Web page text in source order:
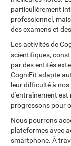
particulièrement
professionnel,
des examens et
Les activités de
scientifiques,
par des entités
CogniFit adapte
leur difficulté à
d'entraînement est
progressons pour
Nous pourrons
plateformes avec
smartphone. À